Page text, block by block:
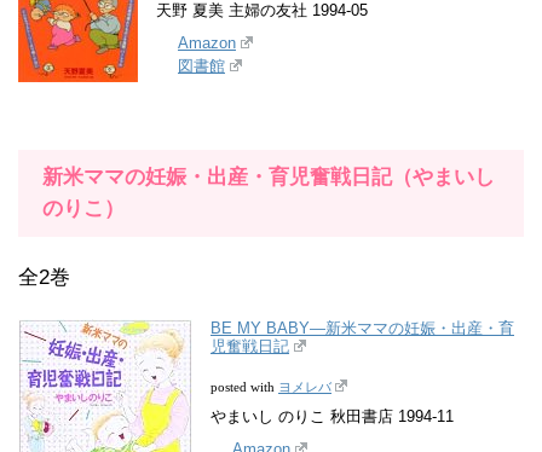
天野 夏美 主婦の友社 1994-05
Amazon
図書館
新米ママの妊娠・出産・育児奮戦日記（やまいし
のりこ）
全2巻
BE MY BABY―新米ママの妊娠・出産・育
児奮戦日記
posted with ヨメレバ
やまいし のりこ 秋田書店 1994-11